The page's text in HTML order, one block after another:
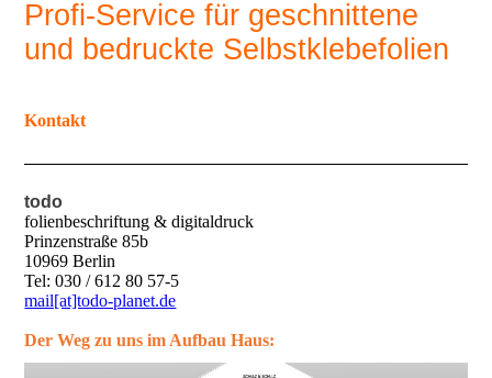
Profi-Service für geschnittene
und bedruckte Selbstklebefolien
Kontakt
todo
folienbeschriftung & digitaldruck
Prinzenstraße 85b
10969 Berlin
Tel: 030 / 612 80 57-5
mail[at]todo-planet.de
Der Weg zu uns im Aufbau Haus: